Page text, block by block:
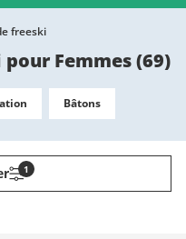
freeski
Femmes(69)
Bâtons
1